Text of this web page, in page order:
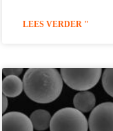
LEES VERDER "